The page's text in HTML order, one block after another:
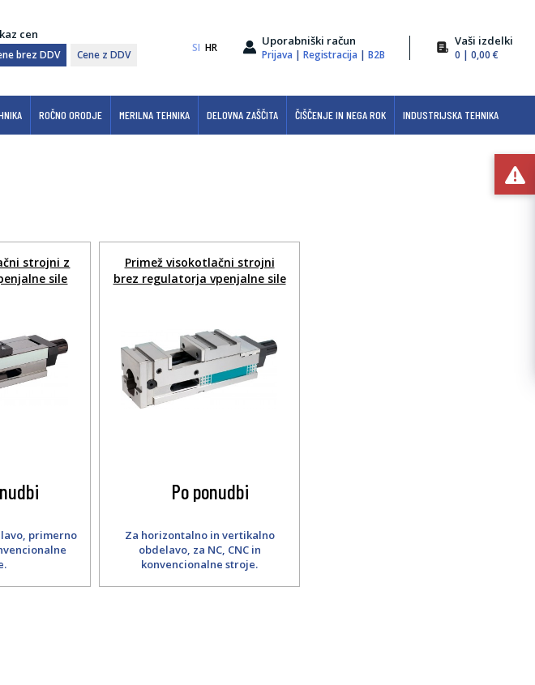
cen
brez DDV Cene z DDV
SI HR Uporabniški račun
Prijava |Registracija |B2B
Vaši izdelki
0 | 0,00 €
ROČNO ORODJE MERILNA TEHNIKA DELOVNA ZAŠČITA ČIŠČENJE IN NEGA ROK INDUSTRIJSKA TEHNIKA
strojni z
sile
primerno
Primež visokotlačni strojni
brez regulatorja vpenjalne sile
Po ponudbi
Za horizontalno in vertikalno
obdelavo, za NC, CNC in
konvencionalne stroje.